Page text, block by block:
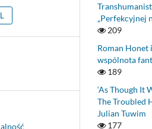
„Perfekcyjnej
209
Roman Honet
wspólnota
189
‘As Though It
The Troubled
Julian Tuwim
177